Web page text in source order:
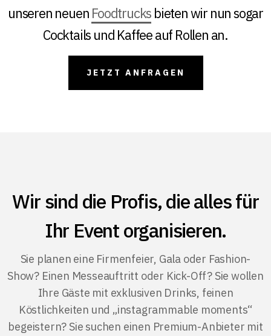
unseren neuen Foodtrucks bieten wir nun sogar
Cocktails und Kaffee auf Rollen an.
JETZT ANFRAGEN
Wir sind die Profis, die alles für
Ihr Event organisieren.
Sie planen eine Firmenfeier, Gala oder Fashion-
Show? Einen Messeauftritt oder Kick-Off? Sie wollen
Ihre Gäste mit exklusiven Drinks, feinen
Köstlichkeiten und „instagrammable moments“
begeistern? Sie suchen einen Premium-Anbieter mit